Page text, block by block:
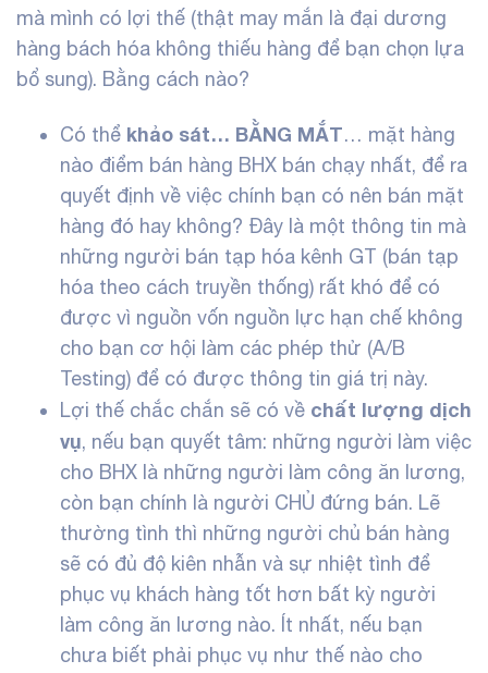
mà mình có lợi thế (thật may mắn là đại dương
hàng bách hóa không thiếu hàng để bạn chọn lựa
bổ sung). Bằng cách nào?
Có thể khảo sát… BẰNG MẮT… mặt hàng
nào điểm bán hàng BHX bán chạy nhất, để ra
quyết định về việc chính bạn có nên bán mặt
hàng đó hay không? Đây là một thông tin mà
những người bán tạp hóa kênh GT (bán tạp
hóa theo cách truyền thống) rất khó để có
được vì nguồn vốn nguồn lực hạn chế không
cho bạn cơ hội làm các phép thử (A/B
Testing) để có được thông tin giá trị này.
Lợi thế chắc chắn sẽ có về chất lượng dịch
vụ, nếu bạn quyết tâm: những người làm việc
cho BHX là những người làm công ăn lương,
còn bạn chính là người CHỦ đứng bán. Lẽ
thường tình thì những người chủ bán hàng
sẽ có đủ độ kiên nhẫn và sự nhiệt tình để
phục vụ khách hàng tốt hơn bất kỳ người
làm công ăn lương nào. Ít nhất, nếu bạn
chưa biết phải phục vụ như thế nào cho